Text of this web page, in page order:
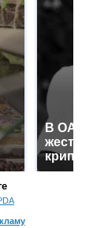
В ОАЭ